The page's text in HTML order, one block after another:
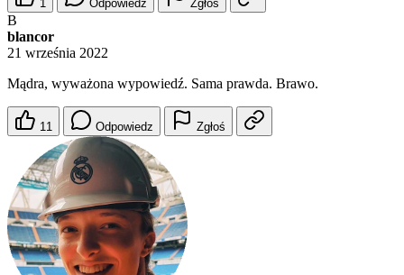
1 Odpowiedz Zgłoś
B
blancor
21 września 2022
Mądra, wyważona wypowiedź. Sama prawda. Brawo.
11 Odpowiedz Zgłoś